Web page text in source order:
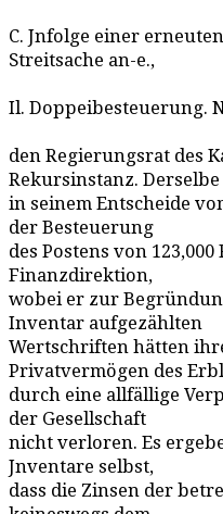
C. Jnfolge einer
Streitsache an-e.,
Il. Doppeibesteuerung.
den Regierungsrat des
Rekursinstanz.
in seinem Entscheide
der Besteuerung
des Postens von
Finanzdirektion,
wobei er zur
Inventar aufgezählten
Wertschriften hätten
Privatvermögen des
durch eine allfällige
der Gesellschaft
nicht verloren. Es
Jnventare selbst,
dass die Zinsen der